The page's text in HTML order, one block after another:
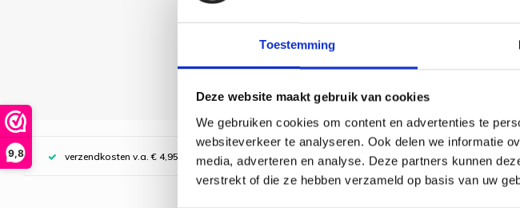
Toestemming
Deze website maakt gebruik van cookies
We gebruiken cookies om content en advertenties te
websiteverkeer te analyseren. Ook delen we informatie
media, adverteren en analyse. Deze partners kunnen
verstrekt of die ze hebben verzameld op basis van uw
9,8
Onze
nodig?
verzendkosten v.a. € 4,95, boven € 70,00 gratis (NL) Goedgekeurd door